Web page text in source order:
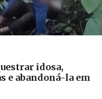
idosa,
e abandoná-la em